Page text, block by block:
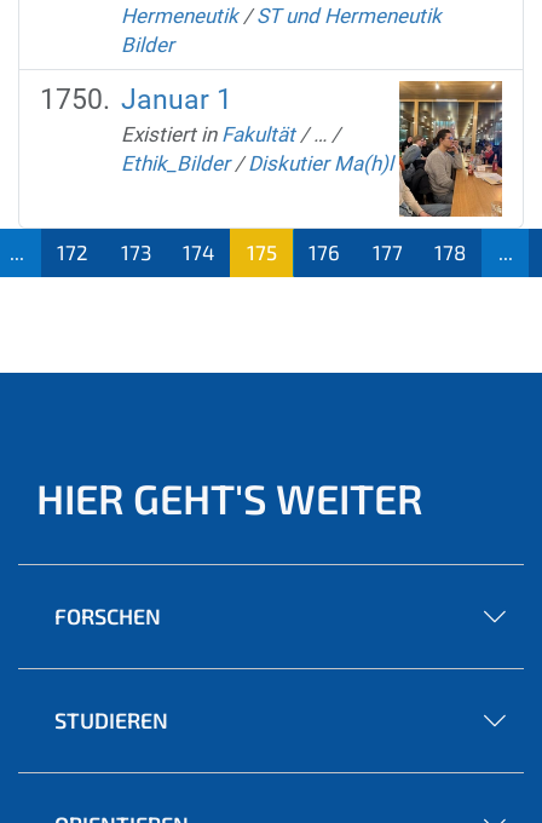
Hermeneutik /ST und Hermeneutik
Bilder
Januar 1
Existiert in Fakultät /… /
Ethik_Bilder /Diskutier Ma(h)l
... 172 173 174
175
176 177 178 ...
HIER GEHT'S WEITER
FORSCHEN
STUDIEREN